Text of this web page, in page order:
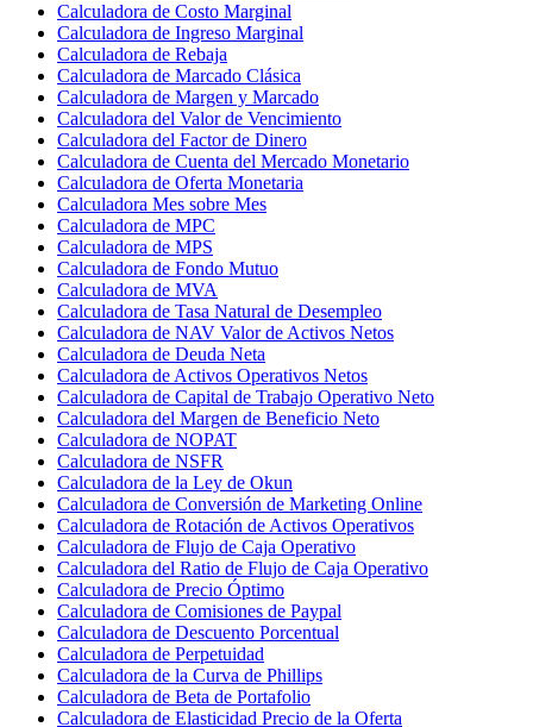
Calculadora de Costo Marginal
Calculadora de Ingreso Marginal
Calculadora de Rebaja
Calculadora de Marcado Clásica
Calculadora de Margen y Marcado
Calculadora del Valor de Vencimiento
Calculadora del Factor de Dinero
Calculadora de Cuenta del Mercado Monetario
Calculadora de Oferta Monetaria
Calculadora Mes sobre Mes
Calculadora de MPC
Calculadora de MPS
Calculadora de Fondo Mutuo
Calculadora de MVA
Calculadora de Tasa Natural de Desempleo
Calculadora de NAV Valor de Activos Netos
Calculadora de Deuda Neta
Calculadora de Activos Operativos Netos
Calculadora de Capital de Trabajo Operativo Neto
Calculadora del Margen de Beneficio Neto
Calculadora de NOPAT
Calculadora de NSFR
Calculadora de la Ley de Okun
Calculadora de Conversión de Marketing Online
Calculadora de Rotación de Activos Operativos
Calculadora de Flujo de Caja Operativo
Calculadora del Ratio de Flujo de Caja Operativo
Calculadora de Precio Óptimo
Calculadora de Comisiones de Paypal
Calculadora de Descuento Porcentual
Calculadora de Perpetuidad
Calculadora de la Curva de Phillips
Calculadora de Beta de Portafolio
Calculadora de Elasticidad Precio de la Oferta